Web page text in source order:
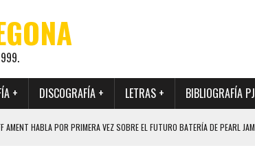
+ DISCOGRAFÍA + LETRAS + BIBLIOGRAFÍA PJ
AMENT HABLA POR PRIMERA VEZ SOBRE EL FUTURO BATERÍA DE PEARL JAM